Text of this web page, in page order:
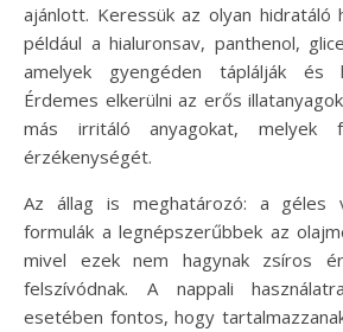
ajánlott. Keressük az olyan hidratáló
például a hialuronsav, panthenol,
amelyek gyengéden táplálják és
Érdemes elkerülni az erős
más irritáló anyagokat, melyek
érzékenységét.
Az állag is meghatározó: a géles
formulák a legnépszerűbbek az
mivel ezek nem hagynak zsíros
felszívódnak. A nappali
esetében fontos, hogy